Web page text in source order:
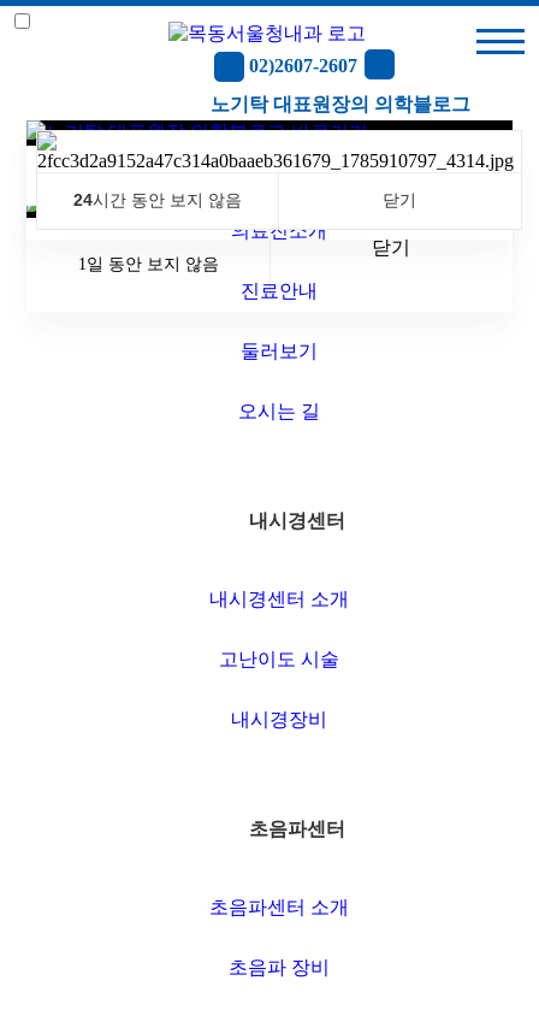
·병원소
개
센터
·초음파
진
진
종
노기탁 대표원장의
병원소개
의료진소개
진료안내
둘러보기
오시는 길
내시경센터
내시경센터 소개
고난이도 시술
내시경장비
초음파센터
초음파센터 소개
초음파 장비
02)2607-2607
노기탁 대표원장의 의학블로그
1일 동안 보지 않음
1일 동안 보지 않음
닫기
1일 동안 보지 않음
24시간 동안 보지 않음 닫기
목동서울청내과 — 목동역 소